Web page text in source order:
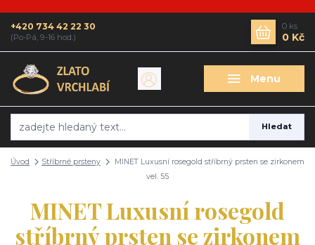
Menu
Hledat
+420 734 42 22 30
(Po-Pá, 9-16 hod.)
0 ks
0 Kč
Úvod Stříbrné prsteny
MINET Luxusní rosegold stříbrný prsten se zirkonem
vel. 55
MINET Luxusní rosegold
stříbrný prsten se zirkonem